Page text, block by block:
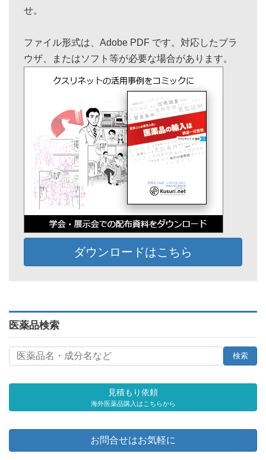
せ。
ファイル形式は、Adobe PDF です。対応したブラ
ウザ、またはソフト等が必要な場合があります。
ダウンロードはこちら
医薬品検索
見積もり依頼
海外医薬品購入はこちらから
お問合せはお気軽に